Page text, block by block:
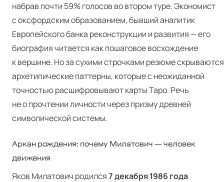
набрав почти 59% голосов во втором туре. Экономист
с оксфордским образованием, бывший аналитик
Европейского банка реконструкции и развития — его
биография читается как пошаговое восхождение
к вершине. Но за сухими строчками резюме скрываются
архетипические паттерны, которые с неожиданной
точностью расшифровывают карты Таро. Речь
не о прочтении личности через призму древней
символической системы.
Аркан рождения: почему Милатович — человек
движения
Яков Милатович родился7 декабря 1986 года